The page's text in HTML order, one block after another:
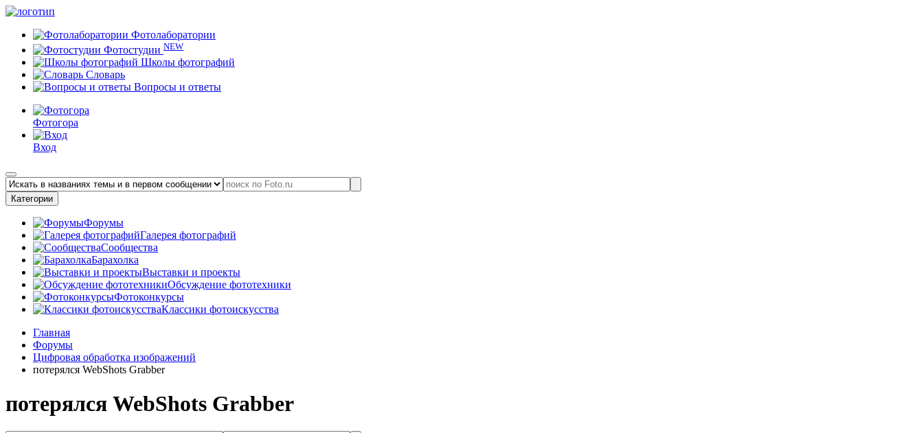
Фотолаборатории
Фотостудии NEW
Школы фотографий
Словарь
Вопросы и ответы
Фотогора
Вход
Категории
Форумы
Галерея фотографий
Сообщества
Барахолка
Выставки и проекты
Обсуждение фототехники
Фотоконкурсы
Классики фотоискусства
Главная
Форумы
Цифровая обработка изображений
потерялся WebShots Grabber
потерялся WebShots Grabber